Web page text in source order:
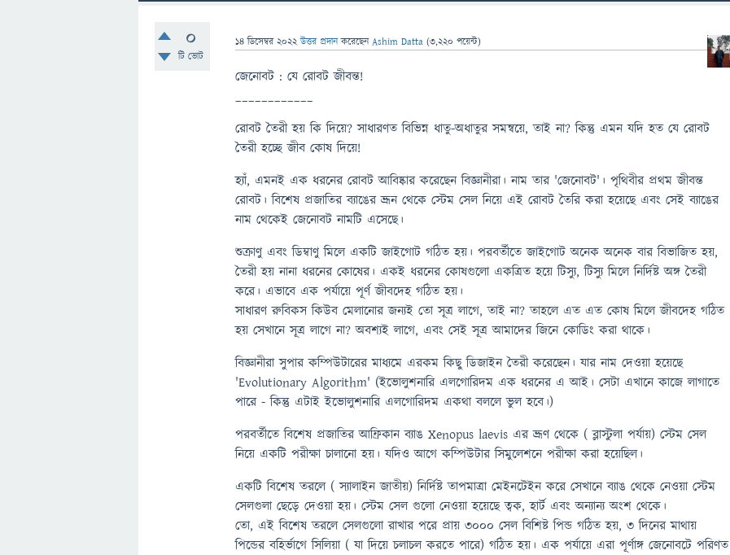
0
টি ভোট
14 ডিসেম্বর 2022 উত্তর প্রদান করেছেনAshim Datta (3,220 পয়েন্ট)
জেনোবট : যে রোবট জীবন্ত!
রোবট তৈরী হয় কি দিয়ে? সাধারণত বিভিন্ন ধাতু-অধাতুর সমন্বয়ে, তাই না? কিন্তু এমন যদি হত যে রোবট
তৈরী হচ্ছে জীব কোষ দিয়ে!
হ্যাঁ, এমনই এক ধরনের রোবট আবিষ্কার করেছেন বিজ্ঞানীরা। নাম তার 'জেনোবট'। পৃথিবীর প্রথম জীবন্ত
রোবট। বিশেষ প্রজাতির ব্যাঙের ভ্রূন থেকে স্টেম সেল নিয়ে এই রোবট তৈরি করা হয়েছে এবং সেই ব্যাঙের
নাম থেকেই জেনোবট নামটি এসেছে।
শুক্রাণু এবং ডিম্বাণু মিলে একটি জাইগোট গঠিত হয়। পরবর্তীতে জাইগোট অনেক অনেক বার বিভাজিত হয়,
তৈরী হয় নানা ধরনের কোষের। একই ধরনের কোষগুলো একত্রিত হয়ে টিস্যু, টিস্যু মিলে নির্দিষ্ট অঙ্গ তৈরী
করে। এভাবে এক পর্যায়ে পূর্ণ জীবদেহ গঠিত হয়।
সাধারণ রুবিকস কিউব মেলানোর জন্যই তো সূত্র লাগে, তাই না? তাহলে এত এত কোষ মিলে জীবদেহ গঠিত
হয় সেখানে সূত্র লাগে না? অবশ্যই লাগে, এবং সেই সূত্র আমাদের জিনে কোডিং করা থাকে।
বিজ্ঞানীরা সুপার কম্পিউটারের মাধ্যমে এরকম কিছু ডিজাইন তৈরী করেছেন। যার নাম দেওয়া হয়েছে
'Evolutionary Algorithm' (ইভোলুশনারি এলগোরিদম এক ধরনের এ আই। সেটা এখানে কাজে লাগাতে
পারে - কিন্তু এটাই ইভোলুশনারি এলগোরিদম একথা বললে ভুল হবে।)
পরবর্তীতে বিশেষ প্রজাতির আফ্রিকান ব্যাঙ Xenopus laevis এর ভ্রূণ থেকে ( ব্লাস্টুলা পর্যায়) স্টেম সেল
নিয়ে একটি পরীক্ষা চালানো হয়। যদিও আগে কম্পিউটার সিমুলেশনে পরীক্ষা করা হয়েছিল।
একটি বিশেষ তরলে ( স্যালাইন জাতীয়) নির্দিষ্ট তাপমাত্রা মেইনটেইন করে সেখানে ব্যাঙ থেকে নেওয়া স্টেম
সেলগুলা ছেড়ে দেওয়া হয়। স্টেম সেল গুলো নেওয়া হয়েছে ত্বক, হার্ট এবং অন্যান্য অংশ থেকে।
তো, এই বিশেষ তরলে সেলগুলো রাখার পরে প্রায় ৩০০০ সেল বিশিষ্ট পিন্ড গঠিত হয়, ৩ দিনের মাথায়
পিন্ডের বহির্ভাগে সিলিয়া ( যা দিয়ে চলাচল করতে পারে) গঠিত হয়। এক পর্যায়ে এরা পূর্ণাঙ্গ জেনোবটে পরিণত